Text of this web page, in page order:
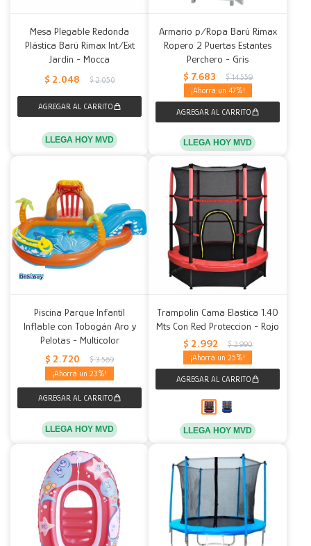
Mesa Plegable Redonda
Plástica Barú Rimax Int/Ext
Jardín - Mocca
$ 2.048 $ 2.050
LLEGA HOY MVD
Armario p/Ropa Barú Rimax
Ropero 2 Puertas Estantes
Perchero - Gris
$ 7.683 $ 14.559
47
LLEGA HOY MVD
Piscina Parque Infantil
Inflable con Tobogán Aro y
Pelotas - Multicolor
$ 2.720 $ 3.569
23
LLEGA HOY MVD
Trampolin Cama Elastica 1.40
Mts Con Red Proteccion - Rojo
$ 2.992 $ 3.990
25
LLEGA HOY MVD